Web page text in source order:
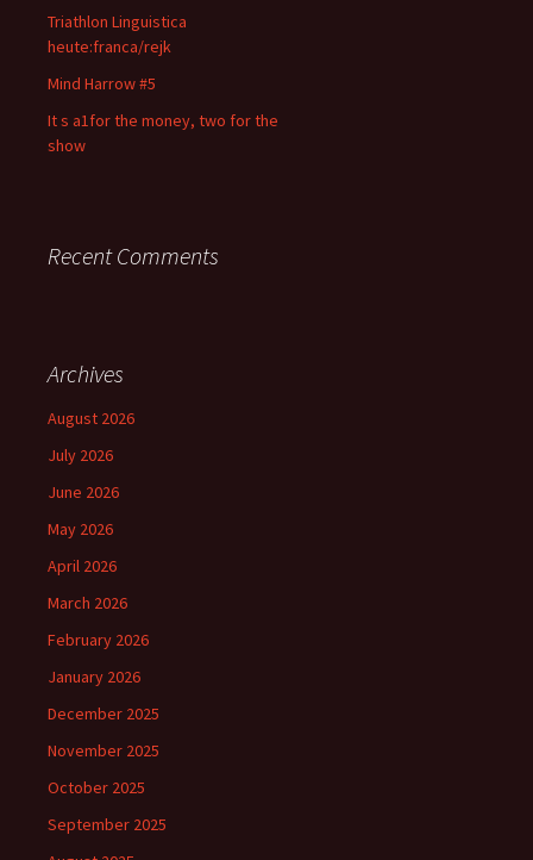
Triathlon Linguistica
heute:franca/rejk
Mind Harrow #5
It s a1for the money, two for the
show
Recent Comments
Archives
August 2026
July 2026
June 2026
May 2026
April 2026
March 2026
February 2026
January 2026
December 2025
November 2025
October 2025
September 2025